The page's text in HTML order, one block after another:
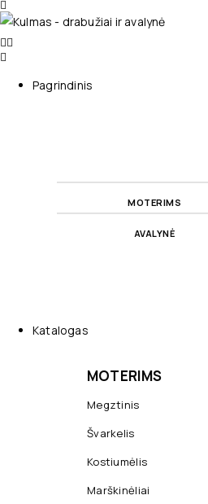
Pagrindinis
MOTERIMS
AVALYNĖ
Katalogas
MOTERIMS
Megztinis
Švarkelis
Kostiumėlis
Marškinėliai